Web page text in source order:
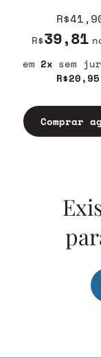
R$39,81
2
R$20,95
sem
Comprar